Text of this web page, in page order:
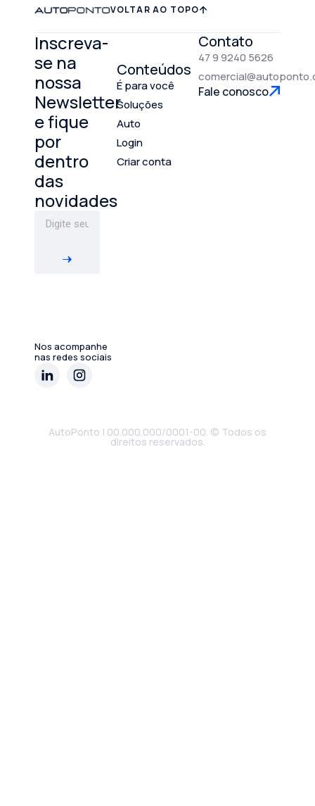
VOLTAR AO TOPO
Inscreva-
se na
nossa
Newsletter
e fique
por
dentro
das
novidades
Nos acompanhe
nas redes sociais
Conteúdos
É para você
Soluções
Auto
Login
Criar conta
Contato
47 9 9240 5626
Fale conosco
AutoPonto | 00.000.000/0001-00. © Todos os
direitos reservados.